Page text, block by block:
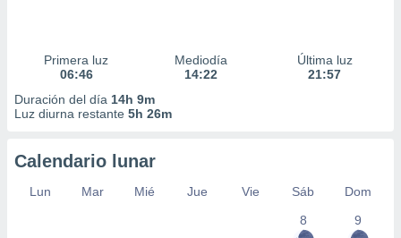
Primera luz
06:46
Mediodía
14:22
Última luz
21:57
Duración del día 14h 9m
Luz diurna restante 5h 26m
Calendario lunar
Lun Mar Mié Jue Vie Sáb
Dom
8
9